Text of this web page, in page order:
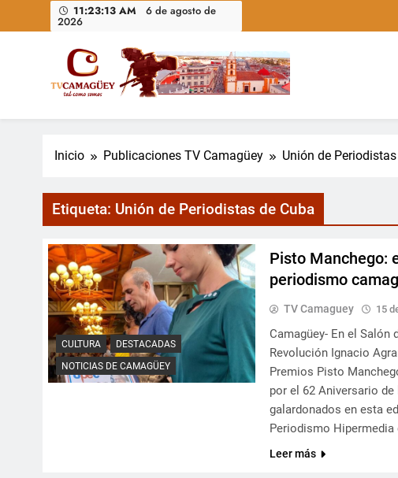
11:23:14 AM 6 de agosto de
2026
Televisión Camagüey, Cuba
TV Camagüey: canal provincial cubano que informa, educa
Inicio Publicaciones TV Camagüey Unión de
Etiqueta: Unión de Periodistas de Cuba
CULTURA
DESTACADAS
NOTICIAS DE CAMAGÜEY
Pisto Manchego:
periodismo
TV Camaguey 15
Camagüey- En el
Revolución Ignacio
Premios Pisto
por el 62 Aniversario
galardonados en esta
Periodismo Hipermedia
Leer más